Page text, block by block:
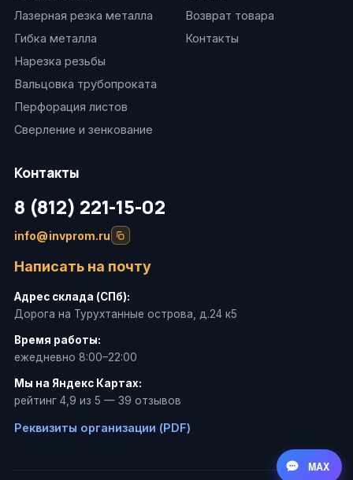
Лазерная резка металла
Гибка металла
Нарезка резьбы
Вальцовка трубопроката
Перфорация листов
Сверление и зенкование
Возврат товара
Контакты
Контакты
8 (812) 221-15-02
info@invprom.ru
Написать на почту
Адрес склада (СПб):
Дорога на Турухтанные острова, д.24 к5
Время работы:
ежедневно 8:00–22:00
Мы на Яндекс Картах:
рейтинг 4,9 из 5 — 39 отзывов
Реквизиты организации (PDF)
MAX